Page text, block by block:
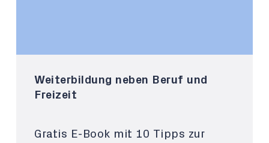
Weiterbildung neben Beruf und
Freizeit
Gratis E-Book mit 10 Tipps zur